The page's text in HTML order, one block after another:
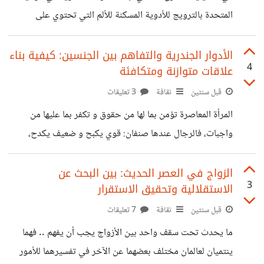
الشباب المغلوب على أمره و الذي يبالغ
المتحدة بالترويج للأدوية المسكنة للألم التي تحتوي على
الأفيونات، مؤكدةً أنها آمنة وقليلة الإدمان. مع مرور الوقت، بدأ
الأطباء في وصف هذه الأدوية بكثرة، مما أدى إلى اعتماد الملايين
في هذه الكارثة من خلال صرف الأدوية بكميات هائلة دون
تدقيق، وأحيانًا بتواطؤ مع المرضى أو الأطباء. هذا السلوك أدى
إلى أزمة كبيرة، حيث أصبح الإدمان على الأفيونات سببًا رئيسيًا
4
الأدوار الجندرية والتفاهم بين الجنسين: كيفية بناء
علاقات متوازنة ومتكافئة
قبل سنتين ثقافة
المرأة المعاصرة تؤمن بما لها من حقوق و تكفر بما عليها من
واجبات، فالرجال عندها صنفان: قوي يكبح و ضعيف يكدح،
فالاول حصل على المغنم بينما الثاني بقي له المغرم، فشتان بين
المتصف بالأناقة و من له طبع الناقة. فحينما تكون الفتاة في
عصرها الذهبي المتراوح بين الثامنة عشر و الخامسة و العشرين،
فإنها تقفز من الرجل الناجح إلى الأنجح منه، مانحة لهم الجنس
مجانا هنيئا مريئا، و لسان حالها يقول: هيت لك.. ما أجملك،
منتظرة فارسا منهم أن يترجل
3
الزواج في العصر الحديث: بين البحث عن
الاستقلالية وتحقيق الاستقرار
قبل سنتين ثقافة
ما يحدث تحت سقف واحد بين الأزواج يجب أن يفهم .. فهما
ينتميان لعالمان مختلف بعضهما عن الآخر في تفسيرهما للأمور